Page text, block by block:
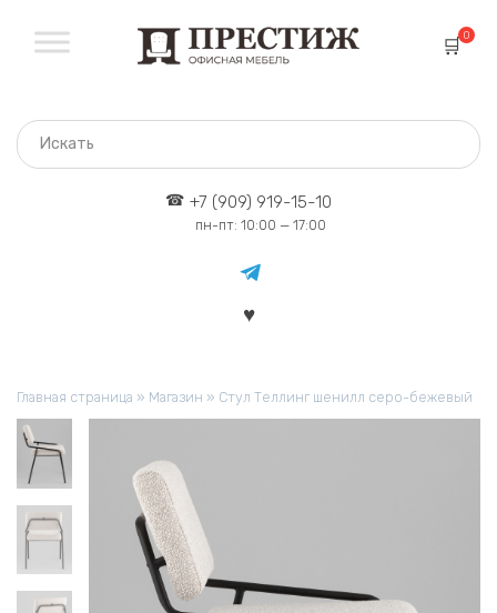
содержанию
0
+7 (909) 919-15-10
пн-пт: 10:00 — 17:00
Главная страница » Магазин » Стул Теллинг шенилл серо-бежевый